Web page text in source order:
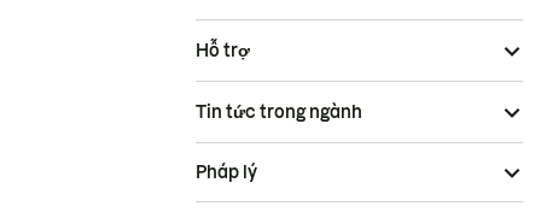
Hỗ trợ
Tin tức trong ngành
Pháp lý